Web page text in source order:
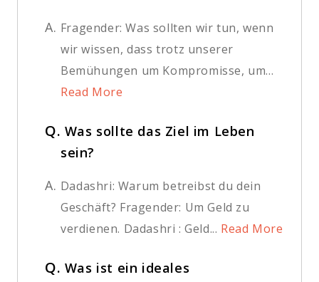
A. Fragender: Was sollten wir tun, wenn
wir wissen, dass trotz unserer
Bemühungen um Kompromisse, um...
Read More
Q. Was sollte das Ziel im Leben
sein?
A. Dadashri: Warum betreibst du dein
Geschäft? Fragender: Um Geld zu
verdienen. Dadashri : Geld... Read More
Q. Was ist ein ideales